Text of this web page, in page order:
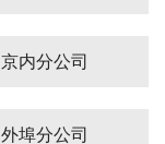
京内分公司
外埠分公司